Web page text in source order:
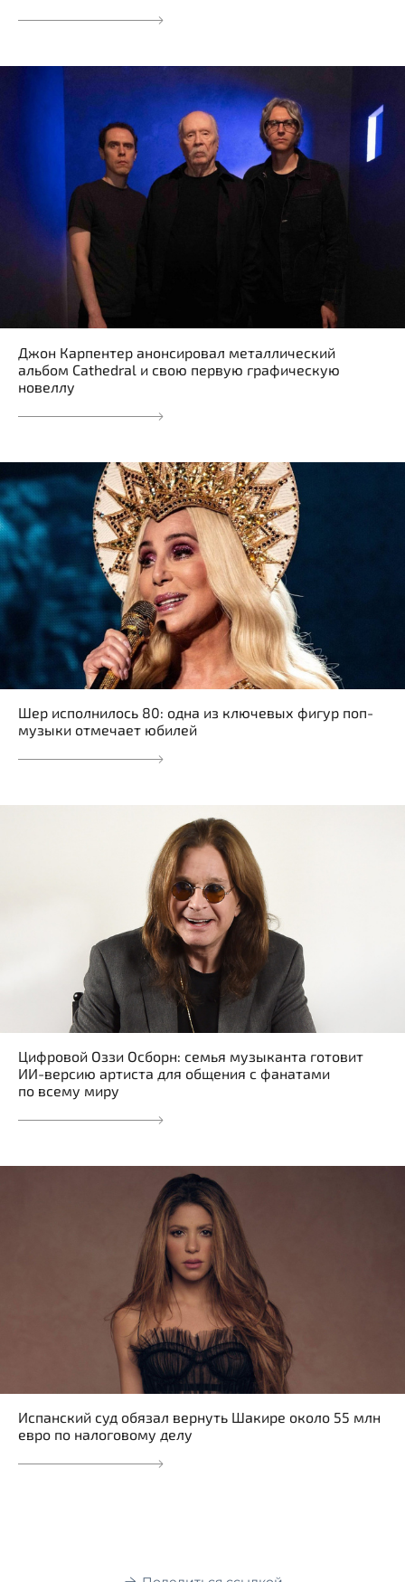
Джон Карпентер анонсировал металлический
альбом Cathedral и свою первую графическую
новеллу
Шер исполнилось 80: одна из ключевых фигур поп-
музыки отмечает юбилей
Цифровой Оззи Осборн: семья музыканта готовит
ИИ-версию артиста для общения с фанатами
по всему миру
Испанский суд обязал вернуть Шакире около 55 млн
евро по налоговому делу